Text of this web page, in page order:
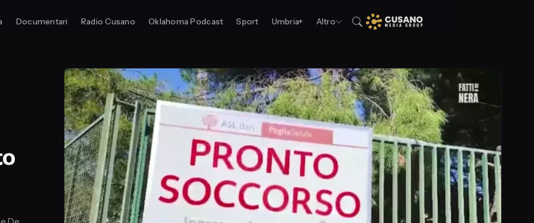
Documentari Radio Cusano Oklahoma Podcast Sport Umbria+ Altro